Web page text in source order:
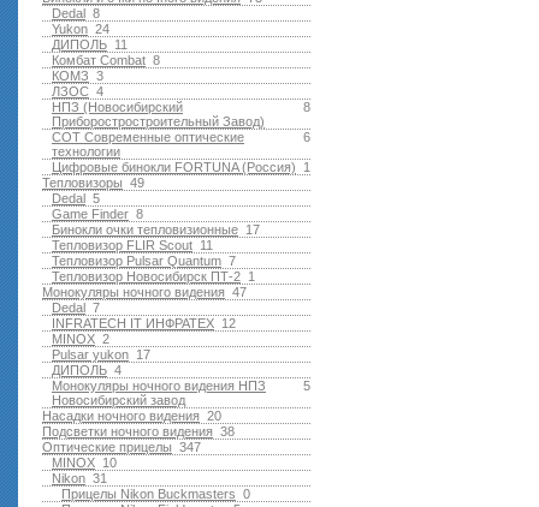
8
Dedal
24
Yukon
11
ДИПОЛЬ
8
Комбат Combat
3
КОМЗ
4
ЛЗОС
8
НПЗ (Новосибирский
Приборостростроительный Завод)
6
СОТ Современные оптические
технологии
1
Цифровые бинокли FORTUNA (Россия)
49
Тепловизоры
5
Dedal
8
Game Finder
17
Бинокли очки тепловизионные
11
Тепловизор FLIR Scout
7
Тепловизор Pulsar Quantum
1
Тепловизор Новосибирск ПТ-2
47
Монокуляры ночного видения
7
Dedal
12
INFRATECH IT ИНФРАТЕХ
2
MINOX
17
Pulsar yukon
4
ДИПОЛЬ
5
Монокуляры ночного видения НПЗ
Новосибирский завод
20
Насадки ночного видения
38
Подсветки ночного видения
347
Оптические прицелы
10
MINOX
31
Nikon
0
Прицелы Nikon Buckmasters